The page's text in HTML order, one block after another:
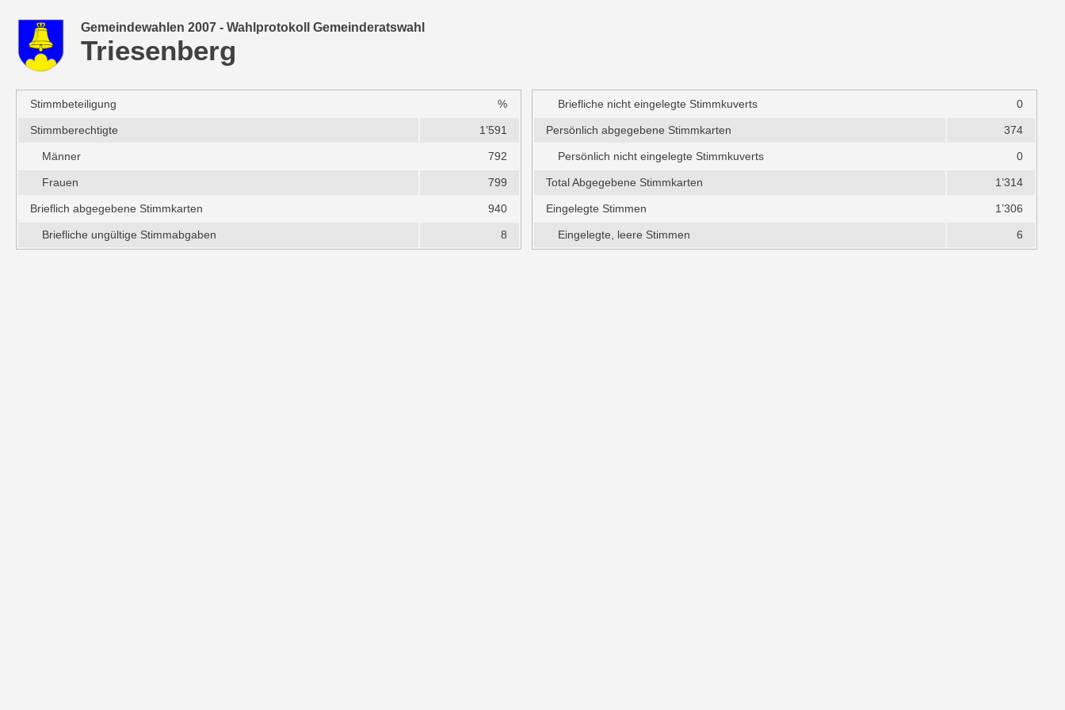
Gemeindewahlen 2007 - Wahlprotokoll Gemeinderatswahl
Triesenberg
Stimmbeteiligung %
Stimmberechtigte 1’591
Männer 792
Frauen 799
Brieflich abgegebene Stimmkarten 940
Briefliche ungültige Stimmabgaben 8
Briefliche nicht eingelegte Stimmkuverts 0
Persönlich abgegebene Stimmkarten 374
Persönlich nicht eingelegte Stimmkuverts 0
Total Abgegebene Stimmkarten 1’314
Eingelegte Stimmen 1’306
Eingelegte, leere Stimmen 6